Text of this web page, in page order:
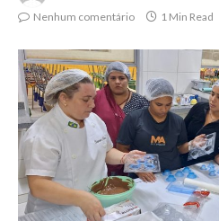
Nenhum comentário
1 Min Read